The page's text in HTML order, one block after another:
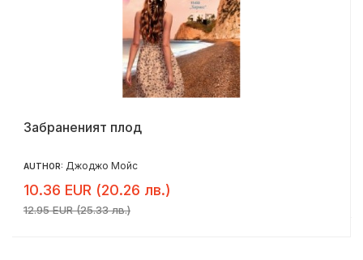
Забраненият плод
AUTHOR: Джоджо Мойс
10.36 EUR (20.26 лв.)
12.95 EUR (25.33 лв.)